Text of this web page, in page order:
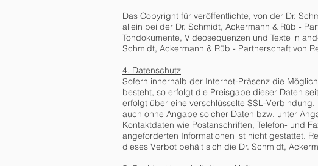
Das Copyright für veröffentlichte, von der Dr.
allein bei der Dr. Schmidt, Ackermann & Rüb -
Tondokumente, Videosequenzen und Texte in
Schmidt, Ackermann & Rüb - Partnerschaft von
4. Datenschutz
Sofern innerhalb der Internet-Präsenz die
besteht, so erfolgt die Preisgabe dieser Daten
erfolgt über eine verschlüsselte SSL-
auch ohne Angabe solcher Daten bzw. unter
Kontaktdaten wie Postanschriften, Telefon- und
angeforderten Informationen ist nicht gestattet.
dieses Verbot behält sich die Dr. Schmidt,